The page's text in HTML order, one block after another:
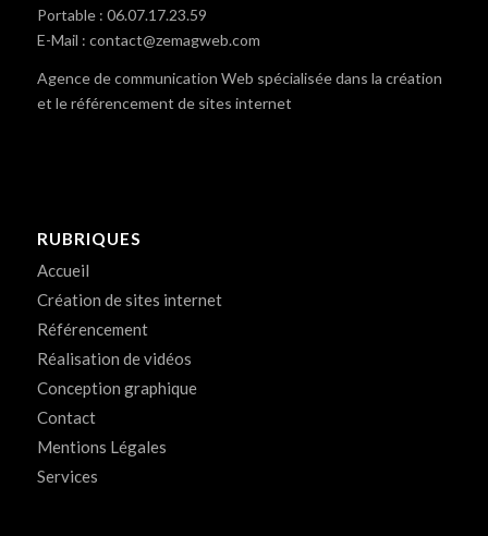
Portable : 06.07.17.23.59
E-Mail : contact@zemagweb.com
Agence de communication Web spécialisée dans la création
et le référencement de sites internet
RUBRIQUES
Accueil
Création de sites internet
Référencement
Réalisation de vidéos
Conception graphique
Contact
Mentions Légales
Services